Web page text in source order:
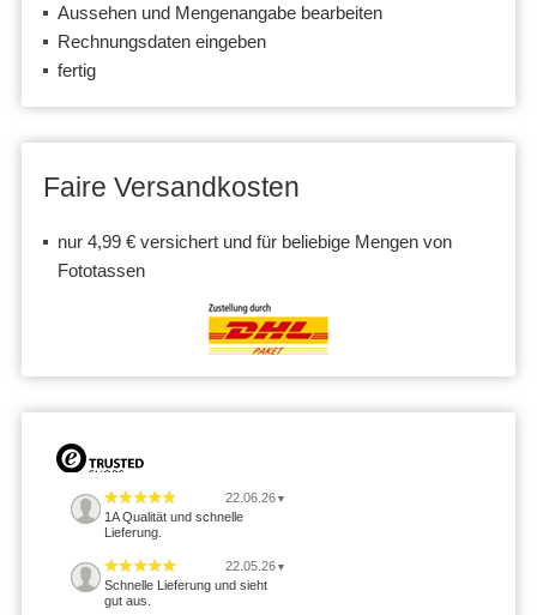
Aussehen und Mengenangabe bearbeiten
Rechnungsdaten eingeben
fertig
Faire Versandkosten
nur 4,99 € versichert und für beliebige Mengen von
Fototassen
22.06.26 ▼
1A Qualität und schnelle
Lieferung.
22.05.26 ▼
Schnelle Lieferung und sieht
gut aus.